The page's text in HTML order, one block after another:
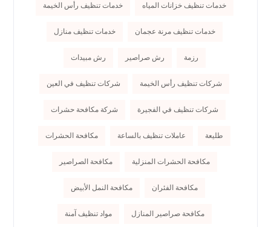
خدمات تنظيف خزانات المياه خدمات تنظيف رأس الخيمة
خدمات تنظيف مرنة عجمان خدمات تنظيف منازل
رزمة رش صراصير رش مبيدات
شركات تنظيف رأس الخيمة شركات تنظيف في العين
شركات تنظيف في الفجيرة شركة مكافحة حشرات
طليعة عاملات تنظيف بالساعة مكافحة الحشرات
مكافحة الحشرات المنزلية مكافحة الصراصير
مكافحة الفئران مكافحة النمل الأبيض
مكافحة صراصير المنازل مواد تنظيف آمنة